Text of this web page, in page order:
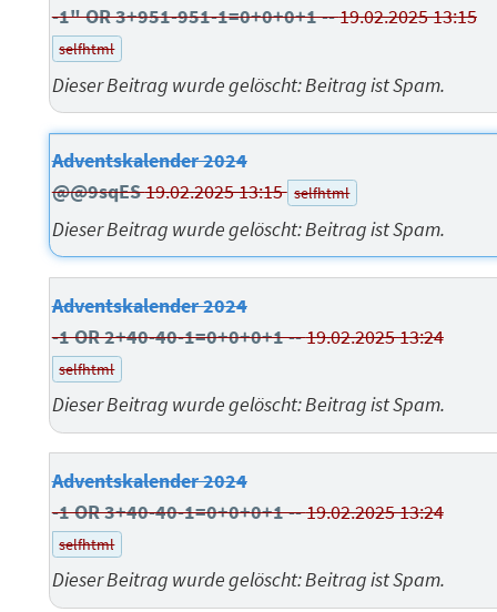
-1" OR 3+951-951-1=0+0+0+1 --19.02.2025 13:15
selfhtml
Dieser Beitrag wurde gelöscht: Beitrag ist Spam.
Adventskalender 2024
@@9sqES19.02.2025 13:15 selfhtml
Dieser Beitrag wurde gelöscht: Beitrag ist Spam.
Adventskalender 2024
-1 OR 2+40-40-1=0+0+0+1 --19.02.2025 13:24
selfhtml
Dieser Beitrag wurde gelöscht: Beitrag ist Spam.
Adventskalender 2024
-1 OR 3+40-40-1=0+0+0+1 --19.02.2025 13:24
selfhtml
Dieser Beitrag wurde gelöscht: Beitrag ist Spam.